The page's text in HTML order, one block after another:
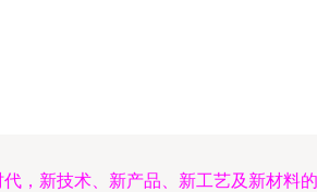
，新技术、新产品、新工艺及新材料的